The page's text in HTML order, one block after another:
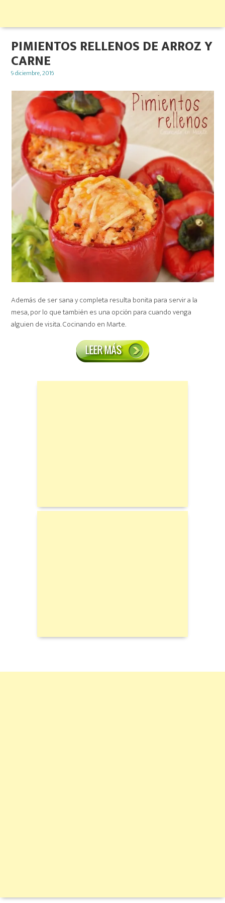
PIMIENTOS RELLENOS DE ARROZ Y
CARNE
Posted
9 diciembre, 2016
Además de ser sana y completa resulta bonita para servir a la
mesa, por lo que también es una opción para cuando venga
alguien de visita. Cocinando en Marte.